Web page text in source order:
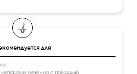
для
лечения с помощью